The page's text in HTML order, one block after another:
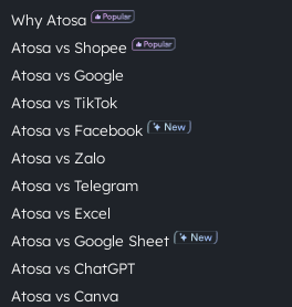
Why Atosa
Atosa vs Shopee
Atosa vs Google
Atosa vs TikTok
Atosa vs Facebook
Atosa vs Zalo
Atosa vs Telegram
Atosa vs Excel
Atosa vs Google Sheet
Atosa vs ChatGPT
Atosa vs Canva